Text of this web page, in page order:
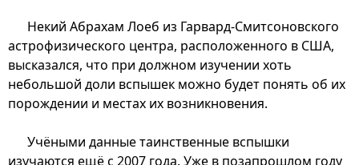
Некий Абрахам Лоеб из Гарвард-Смитсоновского
астрофизического центра, расположенного в США,
высказался, что при должном изучении хоть
небольшой доли вспышек можно будет понять об их
порождении и местах их возникновения.
Учёными данные таинственные вспышки
изучаются ещё с 2007 года. Уже в позапрошлом году